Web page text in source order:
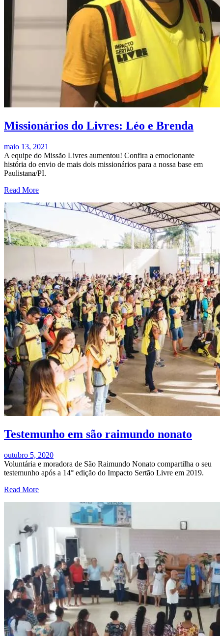
Missionários do Livres: Léo e Brenda
maio 13, 2021
A equipe do Missão Livres aumentou! Confira a emocionante
história do envio de mais dois missionários para a nossa base em
Paulistana/PI.
Read More
Testemunho em são raimundo nonato
outubro 5, 2020
Voluntária e moradora de São Raimundo Nonato compartilha o seu
testemunho após a 14° edição do Impacto Sertão Livre em 2019.
Read More